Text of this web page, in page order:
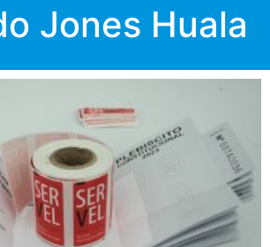
Jones Huala